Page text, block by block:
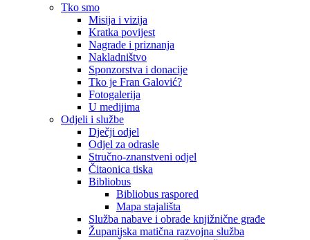
Tko smo
Misija i vizija
Kratka povijest
Nagrade i priznanja
Nakladništvo
Sponzorstva i donacije
Tko je Fran Galović?
Fotogalerija
U medijima
Odjeli i službe
Dječji odjel
Odjel za odrasle
Stručno-znanstveni odjel
Čitaonica tiska
Bibliobus
Bibliobus raspored
Mapa stajališta
Služba nabave i obrade knjižnične građe
Županijska matična razvojna služba